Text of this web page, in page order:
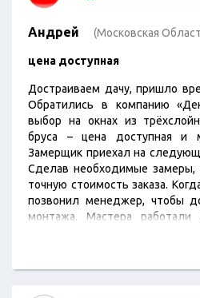
Андрей (Московская
цена доступная
Достраиваем дачу, пришло
Обратились в компанию
выбор на окнах из
бруса – цена доступная и
Замерщик приехал на
Сделав необходимые замеры,
точную стоимость заказа.
позвонил менеджер, чтобы
монтажа. Мастера работали
«Декон». Здесь работают